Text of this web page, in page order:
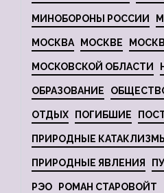
МИНОБОРОНЫ РОССИИ
МОСКВА МОСКВЕ
МОСКОВСКОЙ ОБЛАСТИ
ОБРАЗОВАНИЕ
ОТДЫХ ПОГИБШИЕ
ПРИРОДНЫЕ КАТАКЛИЗМЫ
ПРИРОДНЫЕ ЯВЛЕНИЯ
РЭО РОМАН СТАРОВОЙТ